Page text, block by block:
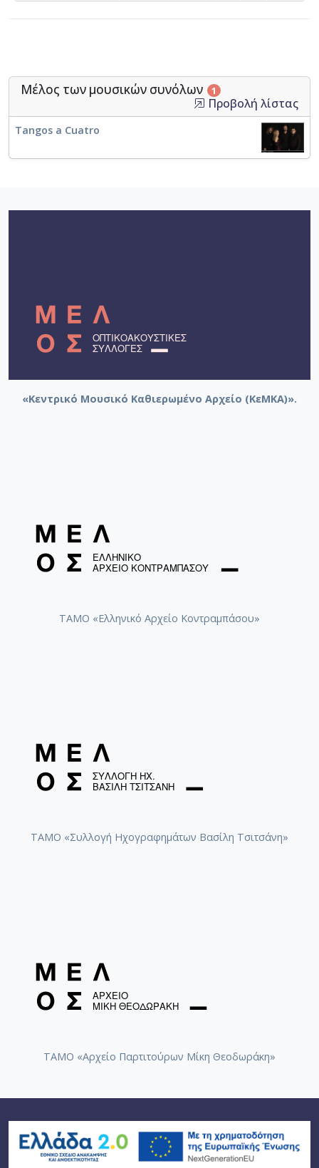
Μέλος των μουσικών συνόλων 1
Προβολή λίστας
Tangos a Cuatro
«Κεντρικό Μουσικό Καθιερωμένο Αρχείο (ΚεΜΚΑ)».
ΤΑΜΟ «Ελληνικό Αρχείο Κοντραμπάσου»
ΤΑΜΟ «Συλλογή Ηχογραφημάτων Βασίλη Τσιτσάνη»
ΤΑΜΟ «Αρχείο Παρτιτούρων Μίκη Θεοδωράκη»